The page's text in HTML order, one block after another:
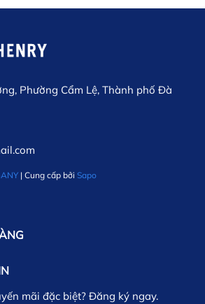
Phường Cẩm Lệ, Thành phố Đà
| Cung cấp bởi Sapo
mãi đặc biệt? Đăng ký ngay.